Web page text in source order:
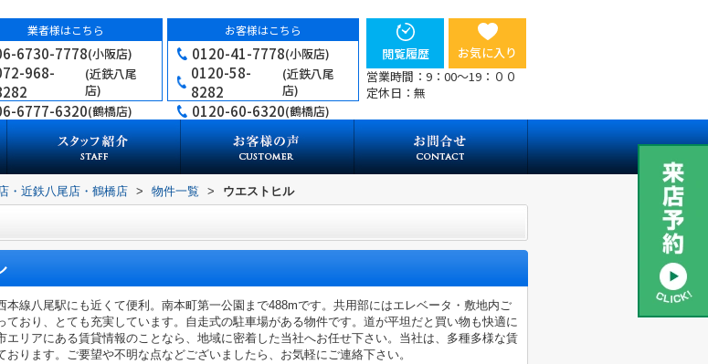
業者様はこちら
6730-7778(小阪店)
968-
(近鉄八尾
店)
6777-6320(鶴橋店)
お客様はこちら
0120-41-7778(小阪店)
0120-58-
8282
(近鉄八尾
店)
0120-60-6320(鶴橋店)
閲覧履歴
お気に入り
営業時間：9：00～19：００
定休日：無
・近鉄八尾店・鶴橋店 > 物件一覧 > ウエストヒル
本線八尾駅にも近くて便利。南本町第一公園まで488mです。共用部にはエレベータ・敷地内ご
ており、とても充実しています。自走式の駐車場がある物件です。道が平坦だと買い物も快適に
エリアにある賃貸情報のことなら、地域に密着した当社へお任せ下さい。当社は、多種多様な賃
おります。ご要望や不明な点などございましたら、お気軽にご連絡下さい。